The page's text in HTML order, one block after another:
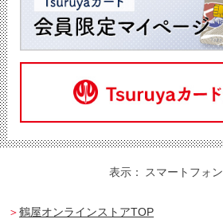
表示： スマートフォン
鶴屋オンラインストアTOP